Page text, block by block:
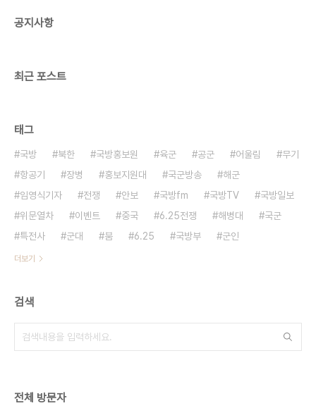
공지사항
최근 포스트
태그
국방 북한 국방홍보원 육군 공군 어울림
무기
항공기
장병 홍보지원대 국군방송
해군
임영식기자
전쟁 안보 국방fm 국방TV
국방일보
위문열차
이벤트 중국 6.25전쟁 해병대
국군
특전사
군대 붐 6.25 국방부 군인
더보기
검색
전체 방문자